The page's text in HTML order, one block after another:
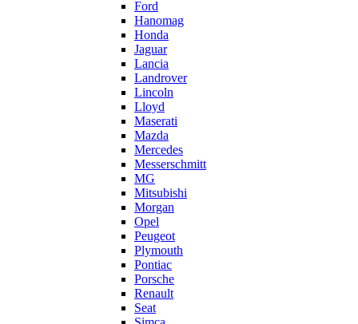
Ford
Hanomag
Honda
Jaguar
Lancia
Landrover
Lincoln
Lloyd
Maserati
Mazda
Mercedes
Messerschmitt
MG
Mitsubishi
Morgan
Opel
Peugeot
Plymouth
Pontiac
Porsche
Renault
Seat